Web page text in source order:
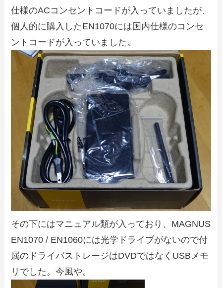
仕様のACコンセントコードが入っていましたが、
個人的に購入したEN1070には国内仕様のコンセ
ントコードが入っていました。
その下にはマニュアル類が入っており、MAGNUS
EN1070 / EN1060には光学ドライブがないので付
属のドライバストレージはDVDではなくUSBメモ
リでした。今風や。